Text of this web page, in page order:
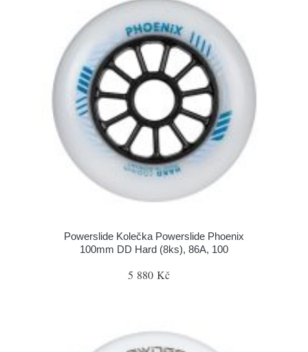
Powerslide Kolečka Powerslide Phoenix
100mm DD Hard (8ks), 86A, 100
5 880 Kč